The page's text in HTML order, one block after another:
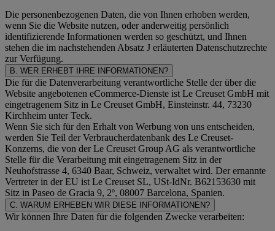
Die personenbezogenen Daten, die von Ihnen erhoben werden,
wenn Sie die Website nutzen, oder anderweitig persönlich
identifizierende Informationen werden so geschützt, und Ihnen
stehen die im nachstehenden Absatz J erläuterten Datenschutzrechte
zur Verfügung.
B. WER ERHEBT IHRE INFORMATIONEN?
Die für die Datenverarbeitung verantwortliche Stelle der über die
Website angebotenen eCommerce-Dienste ist Le Creuset GmbH mit
eingetragenem Sitz in Le Creuset GmbH, Einsteinstr. 44, 73230
Kirchheim unter Teck.
Wenn Sie sich für den Erhalt von Werbung von uns entscheiden,
werden Sie Teil der Verbraucherdatenbank des Le Creuset-
Konzerns, die von der Le Creuset Group AG als verantwortliche
Stelle für die Verarbeitung mit eingetragenem Sitz in der
Neuhofstrasse 4, 6340 Baar, Schweiz, verwaltet wird. Der ernannte
Vertreter in der EU ist Le Creuset SL, USt-IdNr. B62153630 mit
Sitz in Paseo de Gracia 9, 2º, 08007 Barcelona, Spanien.
C. WARUM ERHEBEN WIR DIESE INFORMATIONEN?
Wir können Ihre Daten für die folgenden Zwecke verarbeiten: